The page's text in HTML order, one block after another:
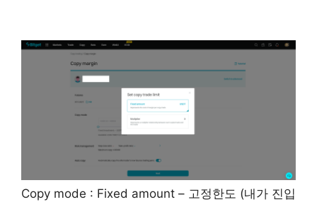
Copy mode : Fixed amount – 고정한도 (내가 진입